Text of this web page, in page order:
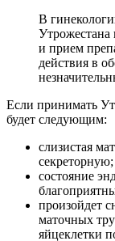
В
Утрожестана
и прием
действия в
Если принимать
будет следующим:
слизистая
секреторную;
состояние
произойдет
маточных
яйцеклетки